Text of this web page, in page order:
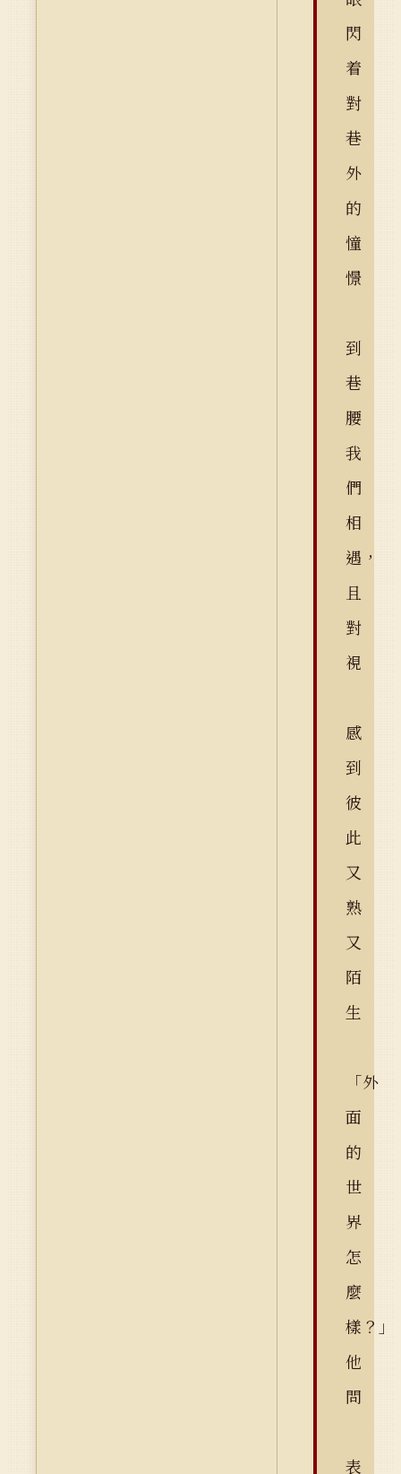
閃
着
對
巷
外
的
憧
憬
到
巷
腰
我
們
相
遇，
且
對
視
感
到
彼
此
又
熟
又
陌
生
「外
面
的
世
界
怎
麼
樣？」
他
問
表